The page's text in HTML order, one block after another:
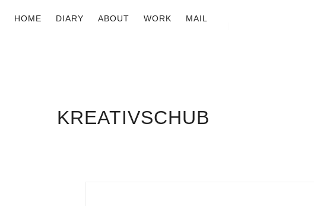
HOME DIARY ABOUT WORK MAIL
KREATIVSCHUB